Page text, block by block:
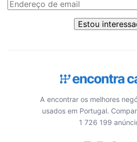
Estou
A encontrar os melhores
usados em Portugal.
1 726 199